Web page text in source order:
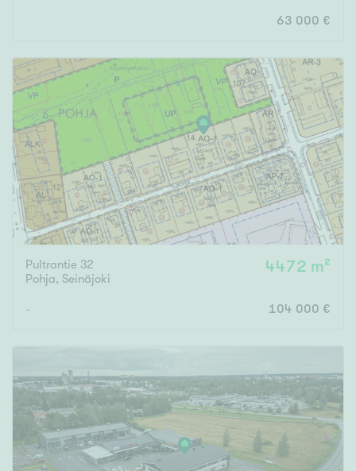
Ei arvokohteita
Kunto
Hyvä
Tyydyttävä
Välttävä
Ominaisuudet
Hissi
Järvi- tai merinäköala
Maalämpö
Parveke
Senioriasunto
63 000 €
Pultrantie 32
Pohja, Seinäjoki
4472 m²
- 104 000 €